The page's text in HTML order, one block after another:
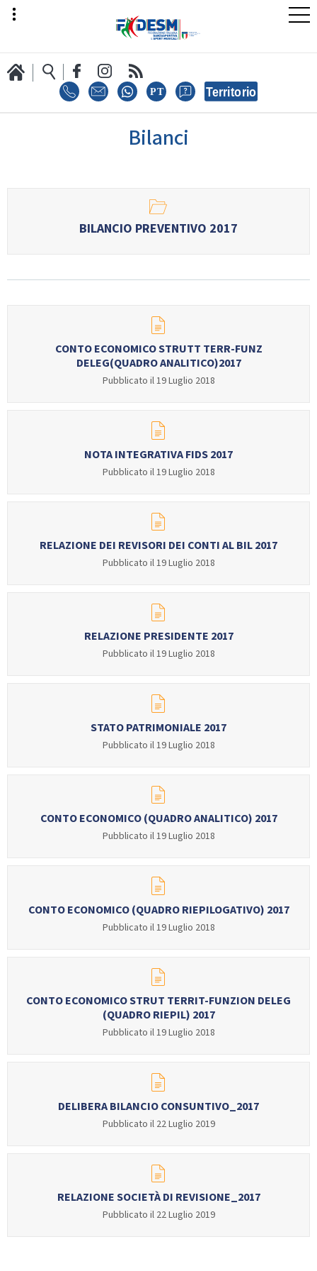
LA FEDERAZIONE
AREA SPORT
GARE
Calendario Gare Media
Bilanci
BILANCIO PREVENTIVO 2017
CONTO ECONOMICO STRUTT TERR-FUNZ
DELEG(QUADRO ANALITICO)2017
Pubblicato il 19 Luglio 2018
NOTA INTEGRATIVA FIDS 2017
Pubblicato il 19 Luglio 2018
RELAZIONE DEI REVISORI DEI CONTI AL BIL 2017
Pubblicato il 19 Luglio 2018
RELAZIONE PRESIDENTE 2017
Pubblicato il 19 Luglio 2018
STATO PATRIMONIALE 2017
Pubblicato il 19 Luglio 2018
CONTO ECONOMICO (QUADRO ANALITICO) 2017
Pubblicato il 19 Luglio 2018
CONTO ECONOMICO (QUADRO RIEPILOGATIVO) 2017
Pubblicato il 19 Luglio 2018
CONTO ECONOMICO STRUT TERRIT-FUNZION DELEG
(QUADRO RIEPIL) 2017
Pubblicato il 19 Luglio 2018
DELIBERA BILANCIO CONSUNTIVO_2017
Pubblicato il 22 Luglio 2019
RELAZIONE SOCIETÀ DI REVISIONE_2017
Pubblicato il 22 Luglio 2019